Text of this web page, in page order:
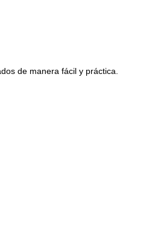
de manera fácil y práctica.